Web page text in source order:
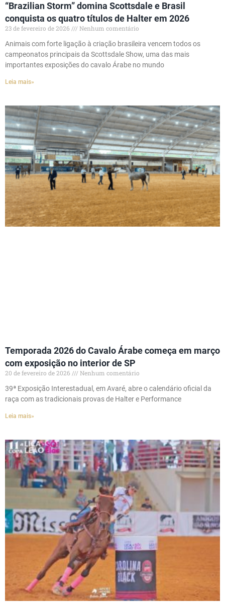
“Brazilian Storm” domina Scottsdale e Brasil
conquista os quatro títulos de Halter em 2026
23 de fevereiro de 2026
Nenhum comentário
Animais com forte ligação à criação brasileira vencem todos os
campeonatos principais da Scottsdale Show, uma das mais
importantes exposições do cavalo Árabe no mundo
Leia mais»
Temporada 2026 do Cavalo Árabe começa em março
com exposição no interior de SP
20 de fevereiro de 2026
Nenhum comentário
39ª Exposição Interestadual, em Avaré, abre o calendário oficial da
raça com as tradicionais provas de Halter e Performance
Leia mais»